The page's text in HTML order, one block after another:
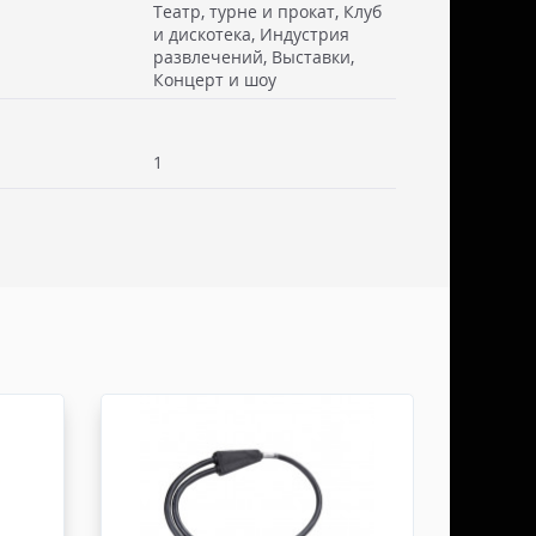
см. Стоимость доставки включаем в товар.
от суммы заказа не менее 50.000 руб,
быть приложена доверенность. Документы
Театр, турне и прокат, Клуб
и дискотека, Индустрия
развлечений, Выставки,
Концерт и шоу
1